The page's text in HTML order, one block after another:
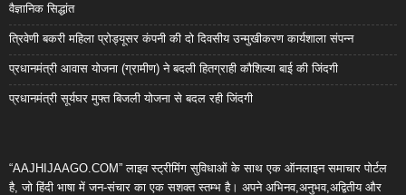
वैज्ञानिक सिद्धांत
त्रिवेणी बकरी महिला प्रोड्यूसर कंपनी की दो दिवसीय उन्मुखीकरण कार्यशाला संपन्न
प्रधानमंत्री आवास योजना (ग्रामीण) ने बदली हितग्राही कौशिल्या बाई की जिंदगी
प्रधानमंत्री सूर्यघर मुफ्त बिजली योजना से बदल रही जिंदगी
“AAJHIJAAGO.COM” लाइव स्ट्रीमिंग सुविधाओं के साथ एक ऑनलाइन समाचार पोर्टल
है, जो हिंदी भाषा में जन-संचार का एक सशक्त स्तम्भ है। अपने अभिनव,अनुभव,अद्वितीय और